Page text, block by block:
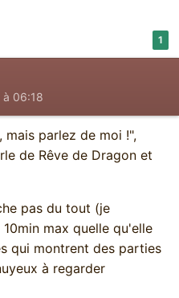
1
à 06:18
mais parlez de moi !",
de Rêve de Dragon et
pas du tout (je
max quelle qu'elle
qui montrent des parties
à regarder